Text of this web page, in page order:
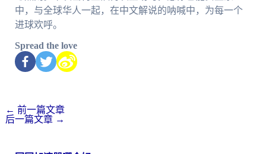
中，与全球华人一起，在中文解说的呐喊中，为每一个
进球欢呼。
Spread the love
← 前一篇文章
后一篇文章 →